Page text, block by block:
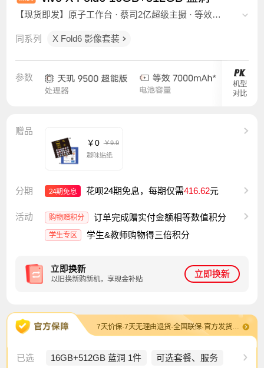
【现货即发】原子工作台 · 蔡司2亿超级主摄 · 等效
同系列
X Fold6 影像套装
参数
机型
对比
赠品
￥0 ￥9.9
趣味贴纸
分期 24期免息 花呗24期免息，每期仅需416.62元
活动 购物赠积分 订单完成赠实付金额相等数值积分
学生专区 学生&教师购物得三倍积分
立即换新
以旧换新购新机，享现金补贴
立即换新
7天价保·7天无理由退货·全国联保·官方发货及售后·退换货包运费
已选 16GB+512GB 蓝洞 1件 可选套餐、服务